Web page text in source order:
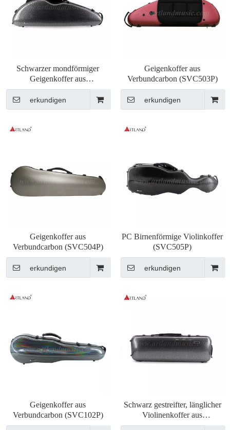
Schwarzer mondförmiger
Geigenkoffer aus
Kohlefaserverbundwerkstoff
mit Büchertasche (SVC204P)
erkundigen
Geigenkoffer aus
Verbundcarbon (SVC503P)
erkundigen
Geigenkoffer aus
Verbundcarbon (SVC504P)
erkundigen
PC Birnenförmige Violinkoffer
(SVC505P)
erkundigen
Geigenkoffer aus
Verbundcarbon (SVC102P)
Schwarz gestreifter, länglicher
Violinenkoffer aus
Carbonfaser-Verbundwerkstoff